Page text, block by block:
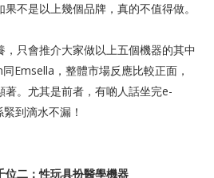
不是以上幾個品牌，真的不值得做。
只會推介大家做以上五個機器的其中
Emsella，整體市場反應比較正面，
。尤其是前者，有啲人話坐完e-
到滴水不漏！
位二：性玩具扮醫學機器